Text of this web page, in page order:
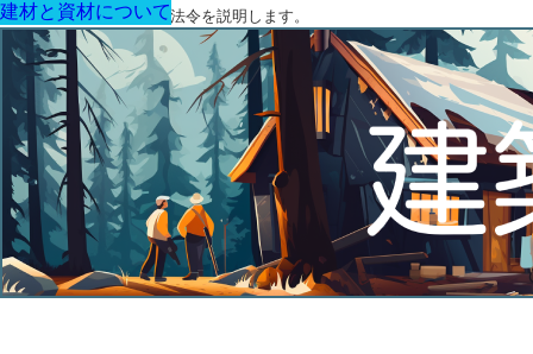
建築に関する用語と関連法令を説明します。
建材と資材について
建材と資材について
建材と資材について
建材と資材について
建材と資材について
建材と資材について
建材と資材について